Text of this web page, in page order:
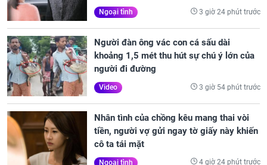
Ngoại tình 3 giờ 24 phút trước
Người đàn ông vác con cá sấu dài
khoảng 1,5 mét thu hút sự chú ý lớn của
người đi đường
Video 3 giờ 54 phút trước
Nhân tình của chồng kêu mang thai vòi
tiền, người vợ gửi ngay tờ giấy này khiến
cô ta tái mặt
Ngoại tình 4 giờ 24 phút trước